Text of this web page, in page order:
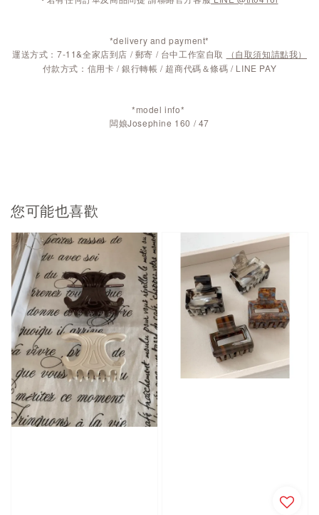
*delivery and payment*
運送方式：7-11&全家店到店 / 郵寄 / 台中工作室自取
（自取須知請點我）
付款方式：信用卡 / 銀行轉帳 / 超商代碼＆條碼 / LINE PAY
*model info*
闆娘Josephine 160 / 47
您可能也喜歡